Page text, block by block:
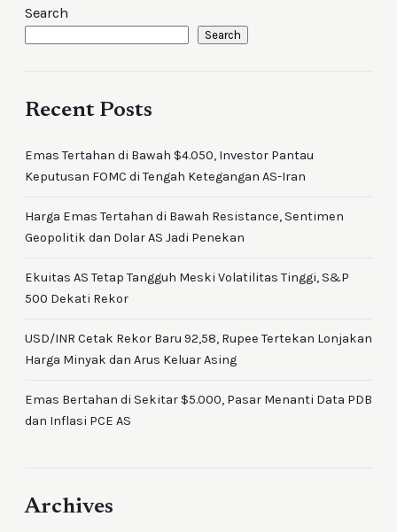
Search
Search
Recent Posts
Emas Tertahan di Bawah $4.050, Investor Pantau
Keputusan FOMC di Tengah Ketegangan AS-Iran
Harga Emas Tertahan di Bawah Resistance, Sentimen
Geopolitik dan Dolar AS Jadi Penekan
Ekuitas AS Tetap Tangguh Meski Volatilitas Tinggi, S&P
500 Dekati Rekor
USD/INR Cetak Rekor Baru 92,58, Rupee Tertekan Lonjakan
Harga Minyak dan Arus Keluar Asing
Emas Bertahan di Sekitar $5.000, Pasar Menanti Data PDB
dan Inflasi PCE AS
Archives